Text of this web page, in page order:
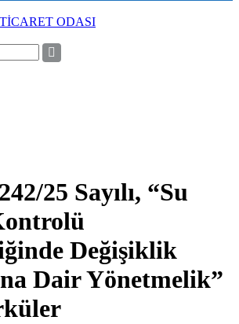
25 Sayılı, “Su
Değişiklik
Dair Yönetmelik”